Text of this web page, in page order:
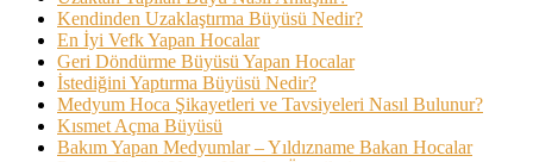
Kendinden Uzaklaştırma Büyüsü Nedir?
En İyi Vefk Yapan Hocalar
Geri Döndürme Büyüsü Yapan Hocalar
İstediğini Yaptırma Büyüsü Nedir?
Medyum Hoca Şikayetleri ve Tavsiyeleri Nasıl Bulunur?
Kısmet Açma Büyüsü
Bakım Yapan Medyumlar – Yıldızname Bakan Hocalar